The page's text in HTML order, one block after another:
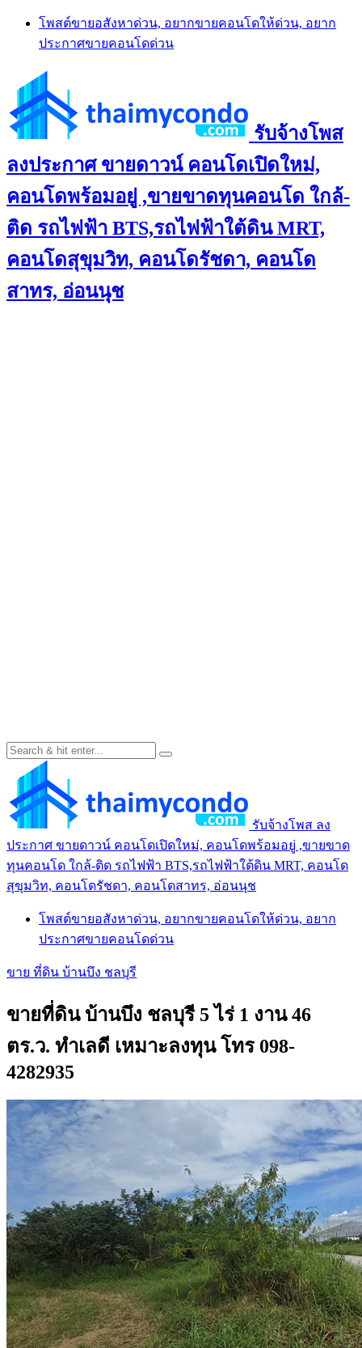
Skip
content
โพสต์ขายอสังหาด่วน, อยากขายคอนโดให้ด่วน, อยาก
ประกาศขายคอนโดด่วน
รับจ้างโพส
ลงประกาศ ขายดาวน์ คอนโดเปิดใหม่,
คอนโดพร้อมอยู่ ,ขายขาดทุนคอนโด ใกล้-
ติด รถไฟฟ้า BTS,รถไฟฟ้าใต้ดิน MRT,
คอนโดสุขุมวิท, คอนโดรัชดา, คอนโด
สาทร, อ่อนนุช
รับจ้างโพส ลง
ประกาศ ขายดาวน์ คอนโดเปิดใหม่, คอนโดพร้อมอยู่ ,ขายขาด
ทุนคอนโด ใกล้-ติด รถไฟฟ้า BTS,รถไฟฟ้าใต้ดิน MRT, คอนโด
สุขุมวิท, คอนโดรัชดา, คอนโดสาทร, อ่อนนุช
โพสต์ขายอสังหาด่วน, อยากขายคอนโดให้ด่วน, อยาก
ประกาศขายคอนโดด่วน
ขาย ที่ดิน บ้านบึง ชลบุรี
ขายที่ดิน บ้านบึง ชลบุรี 5 ไร่ 1 งาน 46
ตร.ว. ทำเลดี เหมาะลงทุน โทร 098-
4282935